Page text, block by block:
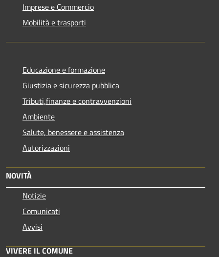
Imprese e Commercio
Mobilità e trasporti
Educazione e formazione
Giustizia e sicurezza pubblica
Tributi,finanze e contravvenzioni
Ambiente
Salute, benessere e assistenza
Autorizzazioni
NOVITÀ
Notizie
Comunicati
Avvisi
VIVERE IL COMUNE